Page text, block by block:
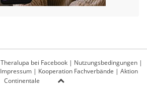
Theralupa bei Facebook | Nutzungsbedingungen |
Impressum| Kooperation Fachverbände | Aktion
Continentale